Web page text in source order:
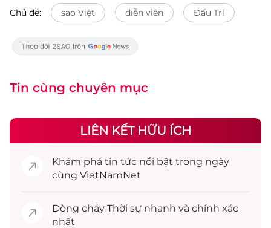
Chủ đề: sao Việt diễn viên Đấu Trí
Tin cùng chuyên mục
LIÊN KẾT HỮU ÍCH
Khám phá tin tức nổi bật trong ngày
cùng VietNamNet
Dòng chảy Thời sự nhanh và chính xác
nhất